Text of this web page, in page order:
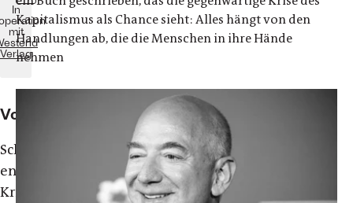
In
mit
Verlag
Vorwort
Scheinbar
endlose
Kriege
Kapitalismus als Chance sieht: Alles hängt von den
Handlungen ab, die die Menschen in ihre Hände
nehmen